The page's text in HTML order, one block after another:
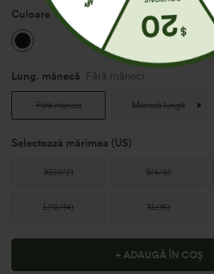
Culoare Neagră
Lung. mânecă Fără mâneci
Fără mâneci Mânecă lungă
Selectează mărimea (US)
XS(0/2) S(4/6)
L(12/14) XL(16)
+ ADAUGĂ ÎN COȘ